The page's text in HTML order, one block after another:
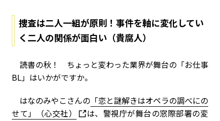
捜査は二人一組が原則！事件を軸に変化してい
く二人の関係が面白い（貴腐人）
読書の秋！ ちょっと変わった業界が舞台の「お仕事
BL」はいかがですか。
はなのみやこさんの 「恋と謎解きはオペラの調べにの
せて」（心交社）
は、警視庁が舞台の窓際部署の変